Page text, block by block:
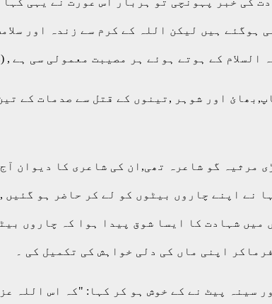
ہوگئے ہیں لیکن اللہ کے کرم سے زندہ اور
ہوتے ہوئے ہر مصیبت معمولی سی ہے , (سیرت مصطفیٰ ص
اور شوہر ,تینوں کے قتل سے صدمات کے
مرثیہ گو شاعرہ تھی,ان کی شاعری کا دیوان
نے اپنے چاروں بیٹوں کو لے کر حاضر ہو
میں شہادت کا ایسا شوق پیدا ہوا کہ چاروں
اپنی ماں کی دلی خواہش کی تکمیل کی ۔
سینہ پیٹ نے کے خوش ہو کر کہا: "کہ اس اللہ